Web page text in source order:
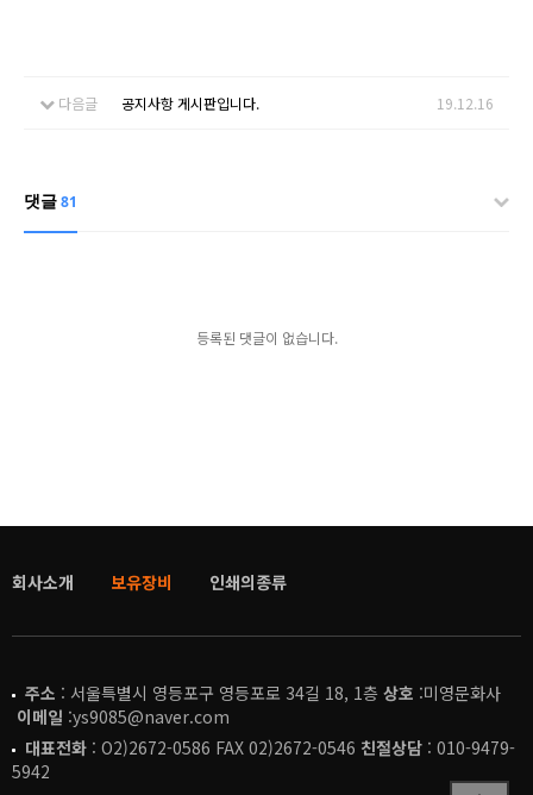
다음글 공지사항 게시판입니다. 19.12.16
댓글81
등록된 댓글이 없습니다.
회사소개 보유장비 인쇄의종류
주소 : 서울특별시 영등포구 영등포로 34길 18, 1층 상호 :미영문화사
이메일 :ys9085@naver.com
대표전화 : O2)2672-0586 FAX 02)2672-0546 친절상담 : 010-9479-
5942